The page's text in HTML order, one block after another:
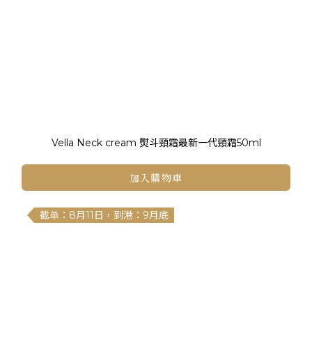
Vella Neck cream 熨斗頸霜最新一代頸霜50ml
加入購物車
截单：8月11日，到港：9月底